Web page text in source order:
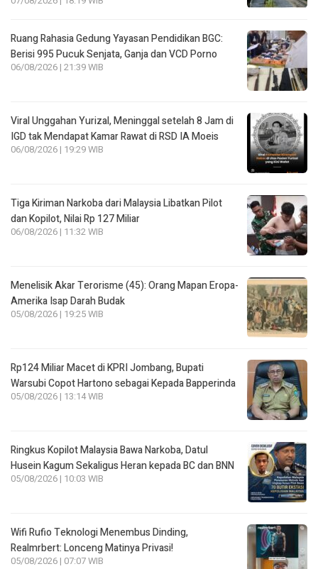
Ruang Rahasia Gedung Yayasan Pendidikan BGC:
Berisi 995 Pucuk Senjata, Ganja dan VCD Porno
06/08/2026 | 21:39 WIB
Viral Unggahan Yurizal, Meninggal setelah 8 Jam di
IGD tak Mendapat Kamar Rawat di RSD IA Moeis
06/08/2026 | 19:29 WIB
Tiga Kiriman Narkoba dari Malaysia Libatkan Pilot
dan Kopilot, Nilai Rp 127 Miliar
06/08/2026 | 11:32 WIB
Menelisik Akar Terorisme (45): Orang Mapan Eropa-
Amerika Isap Darah Budak
05/08/2026 | 19:25 WIB
Rp124 Miliar Macet di KPRI Jombang, Bupati
Warsubi Copot Hartono sebagai Kepada Bapperinda
05/08/2026 | 13:14 WIB
Ringkus Kopilot Malaysia Bawa Narkoba, Datul
Husein Kagum Sekaligus Heran kepada BC dan BNN
05/08/2026 | 10:03 WIB
Wifi Rufio Teknologi Menembus Dinding,
Realmrbert: Lonceng Matinya Privasi!
05/08/2026 | 07:07 WIB